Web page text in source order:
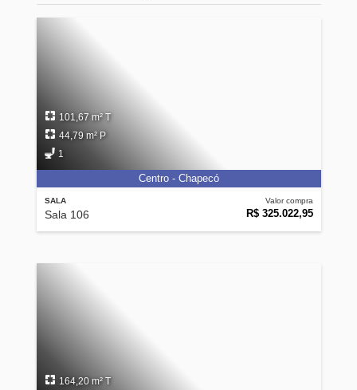
SALA
Sala 106
Valor compra
R$ 325.022,95
101,67 m² T
44,79 m² P
1
Centro - Chapecó
164,20 m² T